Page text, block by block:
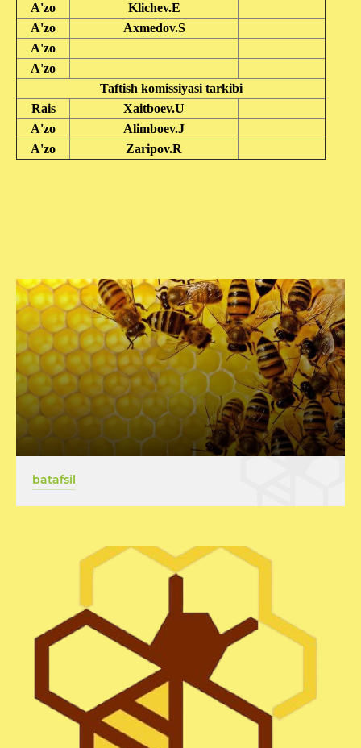
batafsil
A'zo
Klichev.E
A'zo
Axmedov.S
A'zo
A'zo
Taftish komissiyasi tarkibi
Rais
Xaitboev.U
A'zo
Alimboev.J
A'zo
Zaripov.R